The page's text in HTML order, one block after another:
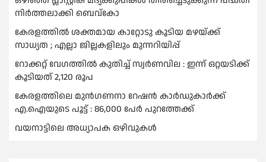
നിര്‍ത്തലാക്കി ബെവ്കോ
കേരളത്തിൽ ശക്തമായ കാറ്റോടു കൂടിയ മഴയ്ക്ക്
സാധ്യത ; എല്ലാ ജില്ലകളിലും മുന്നറിയിപ്പ്
റോക്കറ്റ് വേഗത്തില്‍ കുതിച്ച് സ്വര്‍ണവില : ഇന്ന് ഒറ്റയടിക്ക്
കൂടിയത് 2,120 രൂപ
കേരളത്തിലെ മുന്‍ഗണനാ റേഷന്‍ കാര്‍ഡുകാർക്ക്
എ.ഐയുടെ പൂട്ട് : 86,000 പേര്‍ പുറത്തേക്ക്
വയനാട്ടിലെ അധ്യാപക ഒഴിവുകൾ